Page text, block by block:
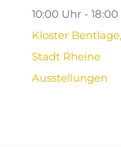
10:00 Uhr -
Kloster
Stadt Rheine
Ausstellungen